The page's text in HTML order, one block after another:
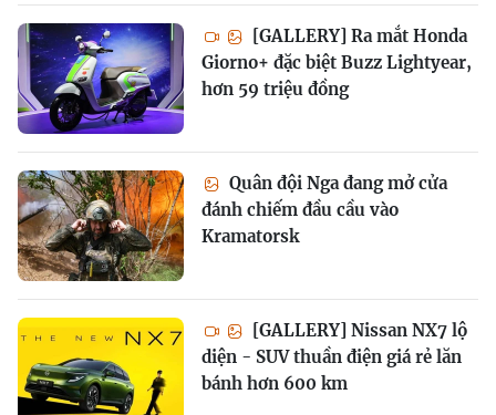
[GALLERY] Ra mắt Honda
Giorno+ đặc biệt Buzz Lightyear,
hơn 59 triệu đồng
Quân đội Nga đang mở cửa
đánh chiếm đầu cầu vào
Kramatorsk
[GALLERY] Nissan NX7 lộ
diện - SUV thuần điện giá rẻ lăn
bánh hơn 600 km